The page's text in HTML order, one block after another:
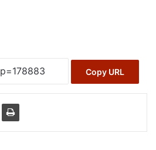
Copy URL